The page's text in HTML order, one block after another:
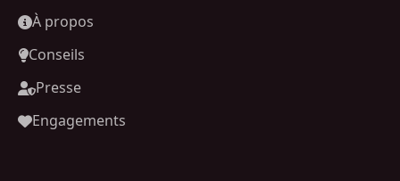
À propos
Conseils
Presse
Engagements